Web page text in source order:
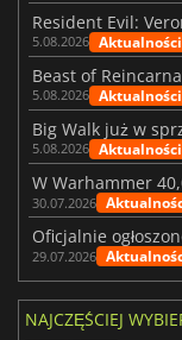
5.08.2026
5.08.2026
5.08.2026
30.07.2026
Oficjalnie
29.07.2026
NAJCZĘŚCIEJ